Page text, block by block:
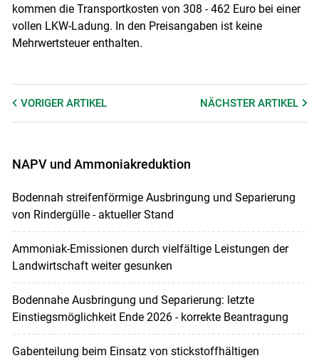
kommen die Transportkosten von 308 - 462 Euro bei einer
vollen LKW-Ladung. In den Preisangaben ist keine
Mehrwertsteuer enthalten.
VORIGER ARTIKEL NÄCHSTERARTIKEL
NAPV und Ammoniakreduktion
Bodennah streifenförmige Ausbringung und Separierung
von Rindergülle - aktueller Stand
Ammoniak-Emissionen durch vielfältige Leistungen der
Landwirtschaft weiter gesunken
Bodennahe Ausbringung und Separierung: letzte
Einstiegsmöglichkeit Ende 2026 - korrekte Beantragung
Gabenteilung beim Einsatz von stickstoffhältigen